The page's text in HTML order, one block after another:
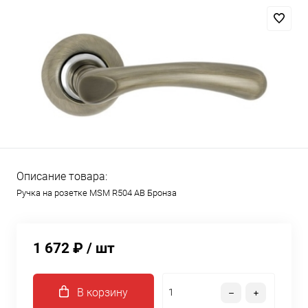
Описание товара:
Ручка на розетке MSM R504 AB Бронза
1 672 ₽ / шт
В корзину